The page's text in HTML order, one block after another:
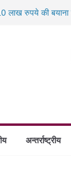
लाख रुपये की बयाना
होंगे स्थापित, हर
का बड़ा एक्शन: 13
अन्तर्राष्ट्रीय